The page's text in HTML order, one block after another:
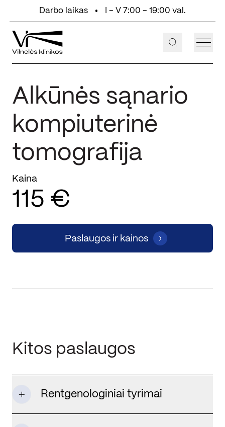
Eiti prie turinioDarbo laikas I - V 7:00 - 19:00 val.
+370 647 55 000
Alkūnės sąnario
kompiuterinė
tomografija
Kaina
115 €
Paslaugos ir kainos
Kitos paslaugos
Rentgenologiniai tyrimai